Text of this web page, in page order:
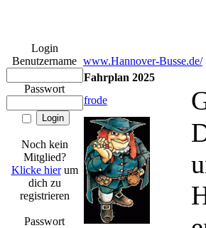
Login
Benutzername
Passwort
Noch kein
Mitglied?
Klicke hierum
dich zu
registrieren
Passwort
www.Hannover-Busse.de/
Fahrplan 2025
frode